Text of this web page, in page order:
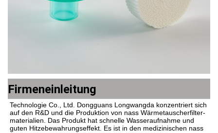
Firmeneinleitung
Technologie Co., Ltd. Dongguans Longwangda konzentriert sich
auf den R&D und die Produktion von nass Wärmetauscherfilter-
materialien. Das Produkt hat schnelle Wasseraufnahme und
guten Hitzebewahrungseffekt. Es ist in den medizinischen nass